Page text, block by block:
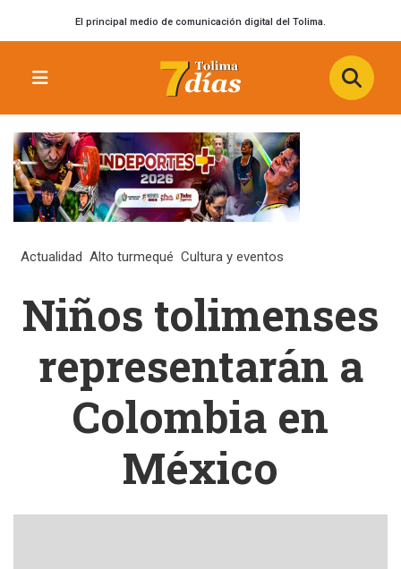
El principal medio de comunicación digital del Tolima.
Actualidad Alto turmequé Cultura y eventos
Niños tolimenses
representarán a
Colombia en
México